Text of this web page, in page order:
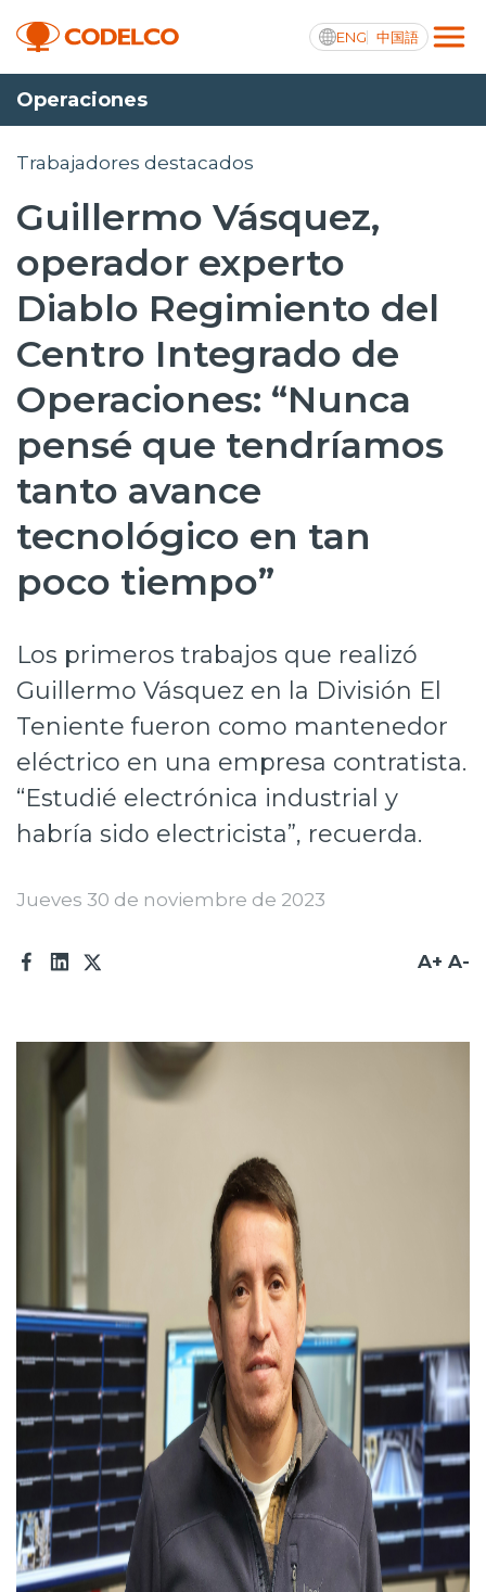
ENG 中国語
Transparencia activa
Innovación
Inversionistas
Trabaja en Codelco
Transparencia activa
Canales de denuncia
Proveedores
Acceso trabajadores/as
Operaciones
Trabajadores destacados
Guillermo Vásquez,
operador experto
Diablo Regimiento del
Centro Integrado de
Operaciones: “Nunca
pensé que tendríamos
tanto avance
tecnológico en tan
poco tiempo”
Los primeros trabajos que realizó
Guillermo Vásquez en la División El
Teniente fueron como mantenedor
eléctrico en una empresa contratista.
“Estudié electrónica industrial y
habría sido electricista”, recuerda.
Jueves 30 de noviembre de 2023
A+ A-